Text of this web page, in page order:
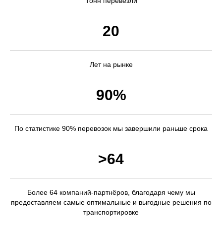
20
Лет на рынке
90%
По статистике 90% перевозок мы завершили раньше срока
>64
Более 64 компаний-партнёров, благодаря чему мы
предоставляем самые оптимальные и выгодные решения по
транспортировке